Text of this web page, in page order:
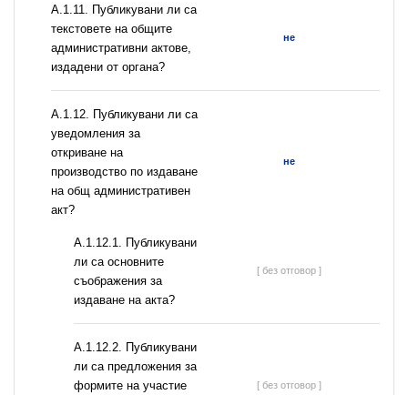
А.1.11. Публикувани ли са
текстовете на общите
административни актове,
издадени от органа?
не
А.1.12. Публикувани ли са
уведомления за
откриване на
производство по издаване
на общ административен
акт?
не
А.1.12.1. Публикувани
ли са основните
съображения за
издаване на акта?
[ без отговор ]
А.1.12.2. Публикувани
ли са предложения за
формите на участие
[ без отговор ]